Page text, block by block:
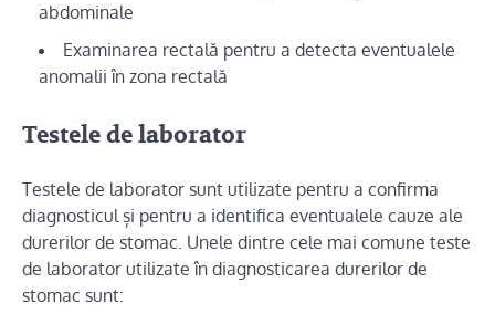
abdominale
Examinarea rectală pentru a detecta eventualele
anomalii în zona rectală
Testele de laborator
Testele de laborator sunt utilizate pentru a confirma
diagnosticul și pentru a identifica eventualele cauze ale
durerilor de stomac. Unele dintre cele mai comune teste
de laborator utilizate în diagnosticarea durerilor de
stomac sunt: